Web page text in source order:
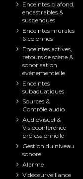
Enceintes plafond,
encastrables &
suspendues
Enceintes murales
& colonnes
Enceintes actives,
retours de scène &
sonorisation
événementielle
Enceintes
subaquatiques
Sources &
Contrôle audio
Audiovisuel &
Visioconférence
professionnelle
Gestion du niveau
sonore
Alarme
Vidéosurveillance